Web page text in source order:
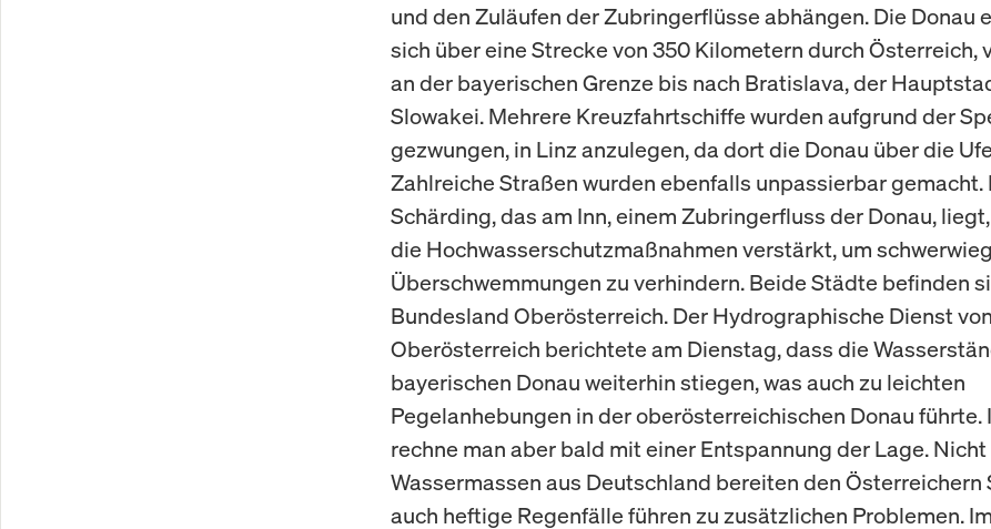
und den Zuläufen der Zubringerflüsse abhängen. Die Donau
sich über eine Strecke von 350 Kilometern durch Österreich,
an der bayerischen Grenze bis nach Bratislava, der
Slowakei. Mehrere Kreuzfahrtschiffe wurden aufgrund der
gezwungen, in Linz anzulegen, da dort die Donau über die
Zahlreiche Straßen wurden ebenfalls unpassierbar gemacht.
Schärding, das am Inn, einem Zubringerfluss der Donau,
die Hochwasserschutzmaßnahmen verstärkt, um
Überschwemmungen zu verhindern. Beide Städte befinden
Bundesland Oberösterreich. Der Hydrographische Dienst von
Oberösterreich berichtete am Dienstag, dass die
bayerischen Donau weiterhin stiegen, was auch zu leichten
Pegelanhebungen in der oberösterreichischen Donau führte.
rechne man aber bald mit einer Entspannung der Lage.
Wassermassen aus Deutschland bereiten den Österreichern
auch heftige Regenfälle führen zu zusätzlichen Problemen. Im